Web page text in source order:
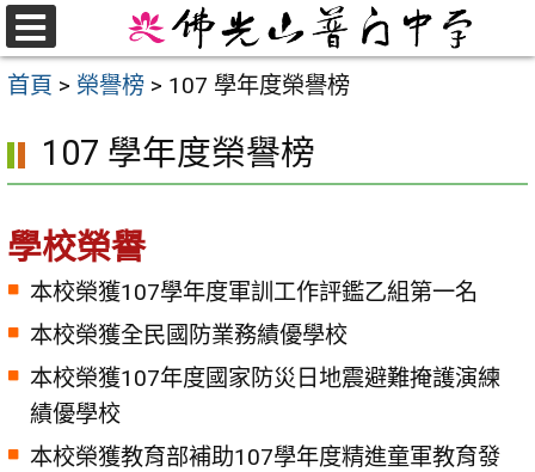
跳
至
主
區
首頁 > 榮譽榜 > 107 學年度榮譽榜
107 學年度榮譽榜
學校榮譽
本校榮獲107學年度軍訓工作評鑑乙組第一名
本校榮獲全民國防業務績優學校
本校榮獲107年度國家防災日地震避難掩護演練
績優學校
本校榮獲教育部補助107學年度精進童軍教育發
選
單